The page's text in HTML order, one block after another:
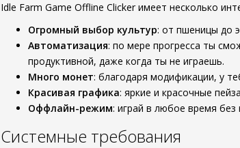
Idle Farm Game Offline Clicker имеет несколько
Огромный выбор культур: от пшеницы до
Автоматизация: по мере прогресса ты
продуктивной, даже когда ты не играешь.
Много монет: благодаря модификации, у
Красивая графика: яркие и красочные
Оффлайн-режим: играй в любое время без
Системные требования